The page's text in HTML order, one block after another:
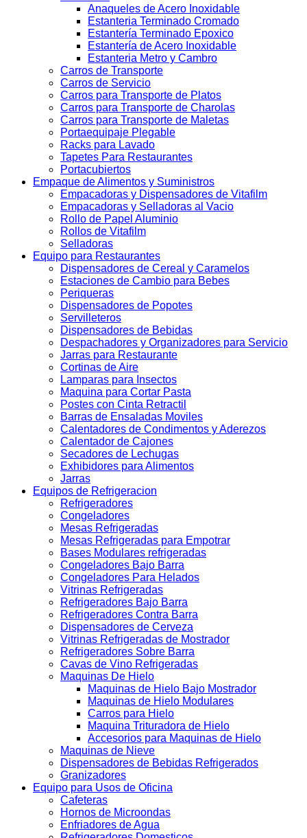
Anaqueles de Acero Inoxidable
Estanteria Terminado Cromado
Estantería Terminado Epoxico
Estantería de Acero Inoxidable
Estanteria Metro y Cambro
Carros de Transporte
Carros de Servicio
Carros para Transporte de Platos
Carros para Transporte de Charolas
Carros para Transporte de Maletas
Portaequipaje Plegable
Racks para Lavado
Tapetes Para Restaurantes
Portacubiertos
Empaque de Alimentos y Suministros
Empacadoras y Dispensadores de Vitafilm
Empacadoras y Selladoras al Vacio
Rollo de Papel Aluminio
Rollos de Vitafilm
Selladoras
Equipo para Restaurantes
Dispensadores de Cereal y Caramelos
Estaciones de Cambio para Bebes
Periqueras
Dispensadores de Popotes
Servilleteros
Dispensadores de Bebidas
Despachadores y Organizadores para Servicio
Jarras para Restaurante
Cortinas de Aire
Lamparas para Insectos
Maquina para Cortar Pasta
Postes con Cinta Retractil
Barras de Ensaladas Moviles
Calentadores de Condimentos y Aderezos
Calentador de Cajones
Secadores de Lechugas
Exhibidores para Alimentos
Jarras
Equipos de Refrigeracion
Refrigeradores
Congeladores
Mesas Refrigeradas
Mesas Refrigeradas para Empotrar
Bases Modulares refrigeradas
Congeladores Bajo Barra
Congeladores Para Helados
Vitrinas Refrigeradas
Refrigeradores Bajo Barra
Refrigeradores Contra Barra
Dispensadores de Cerveza
Vitrinas Refrigeradas de Mostrador
Refrigeradores Sobre Barra
Cavas de Vino Refrigeradas
Maquinas De Hielo
Maquinas de Hielo Bajo Mostrador
Maquinas de Hielo Modulares
Carros para Hielo
Maquina Trituradora de Hielo
Accesorios para Maquinas de Hielo
Maquinas de Nieve
Dispensadores de Bebidas Refrigerados
Granizadores
Equipo para Usos de Oficina
Cafeteras
Hornos de Microondas
Enfriadores de Agua